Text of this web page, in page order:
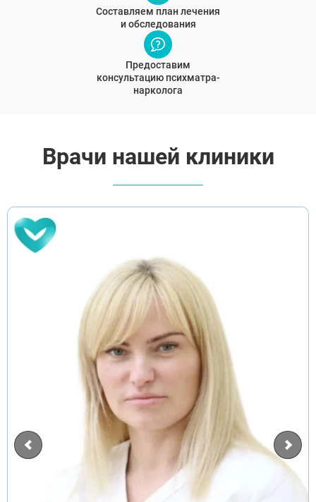
Составляем план лечения
и обследования
Предоставим
консультацию психматра-
нарколога
Врачи нашей клиники